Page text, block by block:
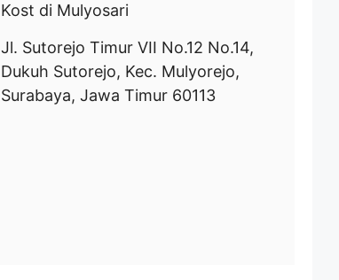
Kost di Mulyosari
Jl. Sutorejo Timur VII No.12 No.14,
Dukuh Sutorejo, Kec. Mulyorejo,
Surabaya, Jawa Timur 60113